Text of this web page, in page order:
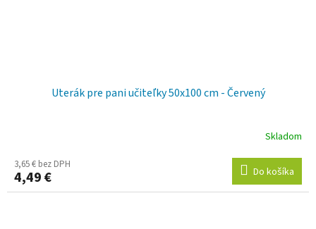
Uterák pre pani učiteľky 50x100 cm - Červený
Skladom
3,65 € bez DPH
4,49 € Do košíka